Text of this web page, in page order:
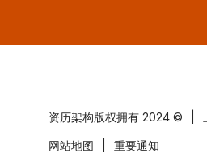
资历架构版权拥有 2024 ©
网站地图 重要通知